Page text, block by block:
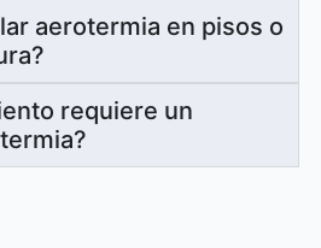
aerotermia en pisos o
requiere un